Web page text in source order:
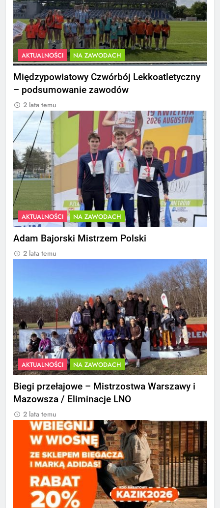
AKTUALNOŚCI NA ZAWODACH
Międzypowiatowy Czwórbój Lekkoatletyczny
– podsumowanie zawodów
2 lata temu
AKTUALNOŚCI NA ZAWODACH
Adam Bajorski Mistrzem Polski
2 lata temu
AKTUALNOŚCI NA ZAWODACH
Biegi przełajowe – Mistrzostwa Warszawy i
Mazowsza / Eliminacje LNO
2 lata temu